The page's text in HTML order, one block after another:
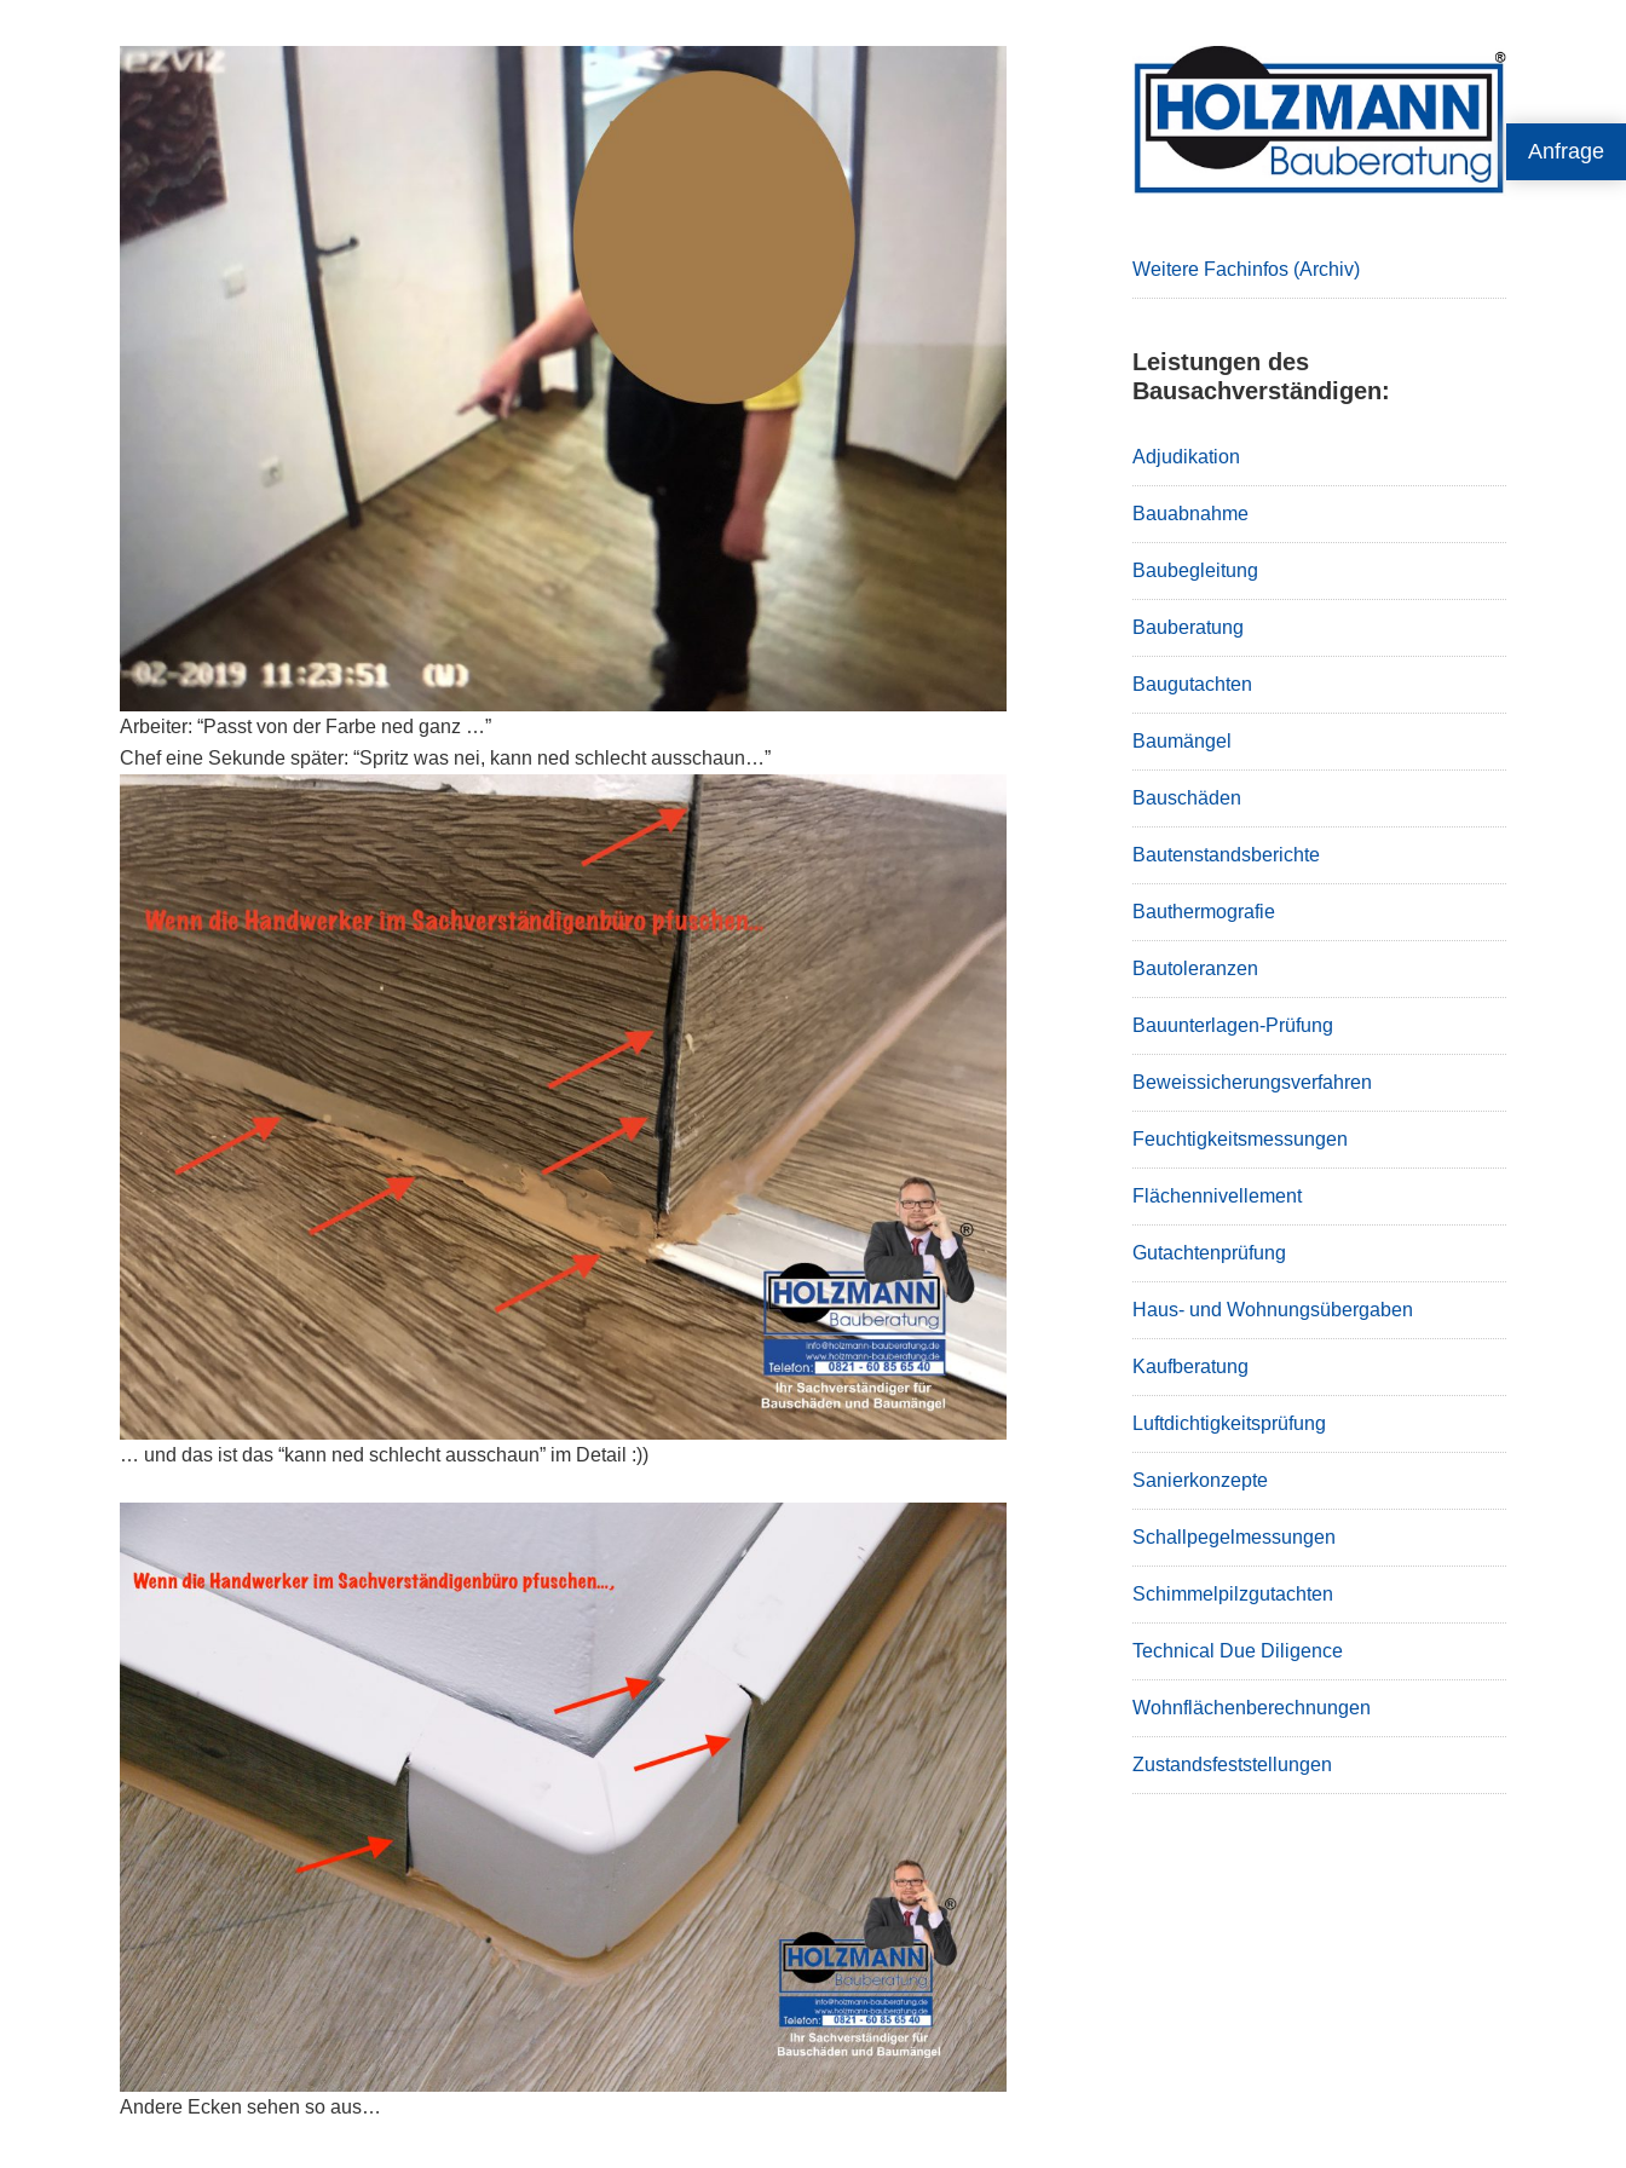
Anfrage
Arbeiter: “Passt von der Farbe ned ganz …”
Chef eine Sekunde später: “Spritz was nei, kann ned schlecht ausschaun…”
… und das ist das “kann ned schlecht ausschaun” im Detail :))
Andere Ecken sehen so aus…
Primary
Sidebar
Weitere Fachinfos (Archiv)
Leistungen des
Bausachverständigen:
Adjudikation
Bauabnahme
Baubegleitung
Bauberatung
Baugutachten
Baumängel
Bauschäden
Bautenstandsberichte
Bauthermografie
Bautoleranzen
Bauunterlagen-Prüfung
Beweissicherungsverfahren
Feuchtigkeitsmessungen
Flächennivellement
Gutachtenprüfung
Haus- und Wohnungsübergaben
Kaufberatung
Luftdichtigkeitsprüfung
Sanierkonzepte
Schallpegelmessungen
Schimmelpilzgutachten
Technical Due Diligence
Wohnflächenberechnungen
Zustandsfeststellungen